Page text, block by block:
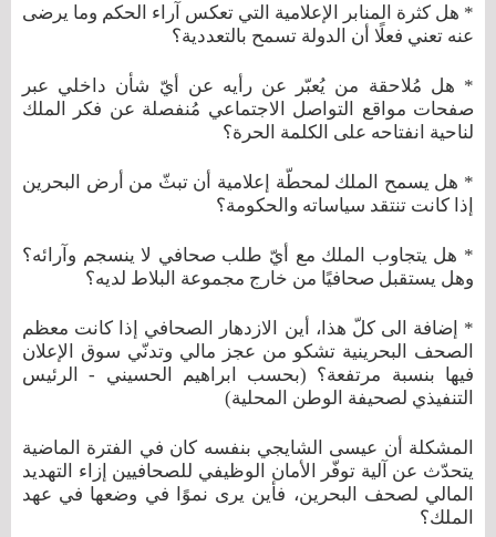
* هل كثرة المنابر الإعلامية التي تعكس آراء الحكم وما يرضى
عنه تعني فعلًا أن الدولة تسمح بالتعددية؟
* هل مُلاحقة من يُعبّر عن رأيه عن أيّ شأن داخلي عبر
صفحات مواقع التواصل الاجتماعي مُنفصلة عن فكر الملك
لناحية انفتاحه على الكلمة الحرة؟
* هل يسمح الملك لمحطّة إعلامية أن تبثّ من أرض البحرين
إذا كانت تنتقد سياساته والحكومة؟
* هل يتجاوب الملك مع أيّ طلب صحافي لا ينسجم وآرائه؟
وهل يستقبل صحافيًا من خارج مجموعة البلاط لديه؟
* إضافة الى كلّ هذا، أين الازدهار الصحافي إذا كانت معظم
الصحف البحرينية تشكو من عجز مالي وتدنّي سوق الإعلان
فيها بنسبة مرتفعة؟ (بحسب ابراهيم الحسيني - الرئيس
التنفيذي لصحيفة الوطن المحلية)
المشكلة أن عيسى الشايجي بنفسه كان في الفترة الماضية
يتحدّث عن آلية توفّر الأمان الوظيفي للصحافيين إزاء التهديد
المالي لصحف البحرين، فأين يرى نموًا في وضعها في عهد
الملك؟